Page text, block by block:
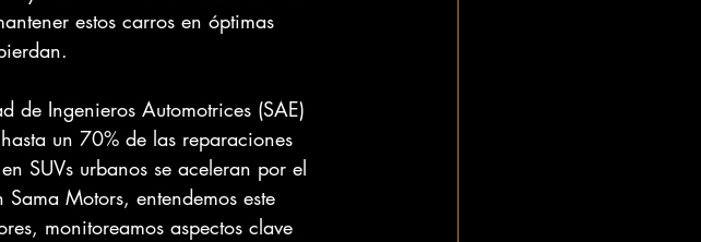
estos carros en óptimas
de Ingenieros Automotrices (SAE)
un 70% de las reparaciones
SUVs urbanos se aceleran por el
Motors, entendemos este
monitoreamos aspectos clave